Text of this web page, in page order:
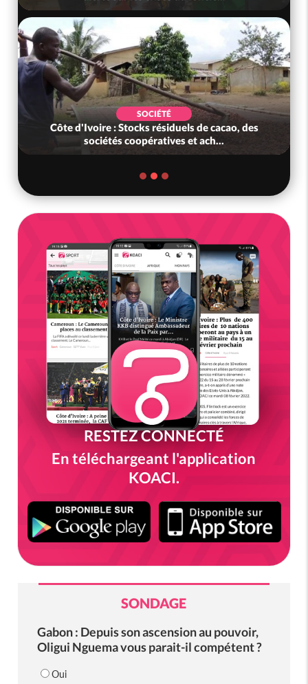
SOCIÉTÉ
Côte d'Ivoire : Stocks résiduels de cacao, des
sociétés coopératives et ach...
RESTEZ CONNECTÉ
En téléchargeant l'application
KOACI.
SONDAGE
Gabon : Depuis son ascension au pouvoir,
Oligui Nguema vous parait-il compétent ?
Oui